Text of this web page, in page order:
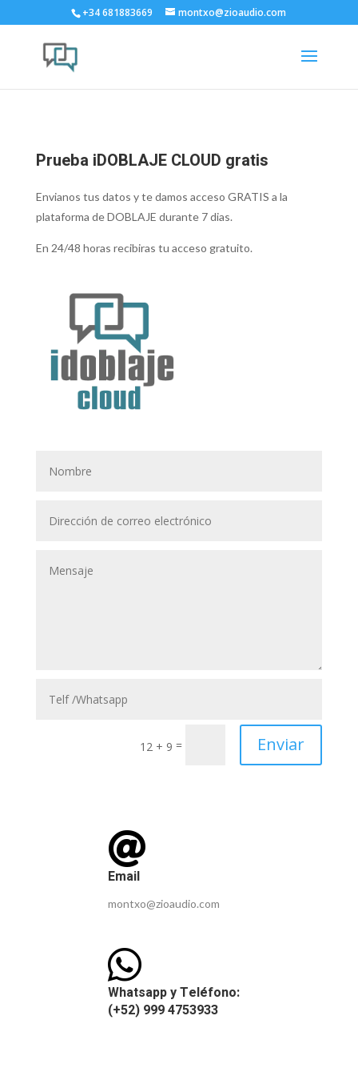
+34 681883669 montxo@zioaudio.com
Prueba iDOBLAJE CLOUD gratis
Envianos tus datos y te damos acceso GRATIS a la
plataforma de DOBLAJE durante 7 dias.
En 24/48 horas recibiras tu acceso gratuito.
12 + 9 = Enviar

Email
montxo@zioaudio.com

Whatsapp y Teléfono:
(+52) 999 4753933